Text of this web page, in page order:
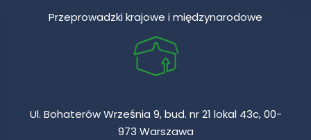
Przeprowadzki krajowe i międzynarodowe
Ul. Bohaterów Września 9, bud. nr 21 lokal 43c, 00-
973 Warszawa